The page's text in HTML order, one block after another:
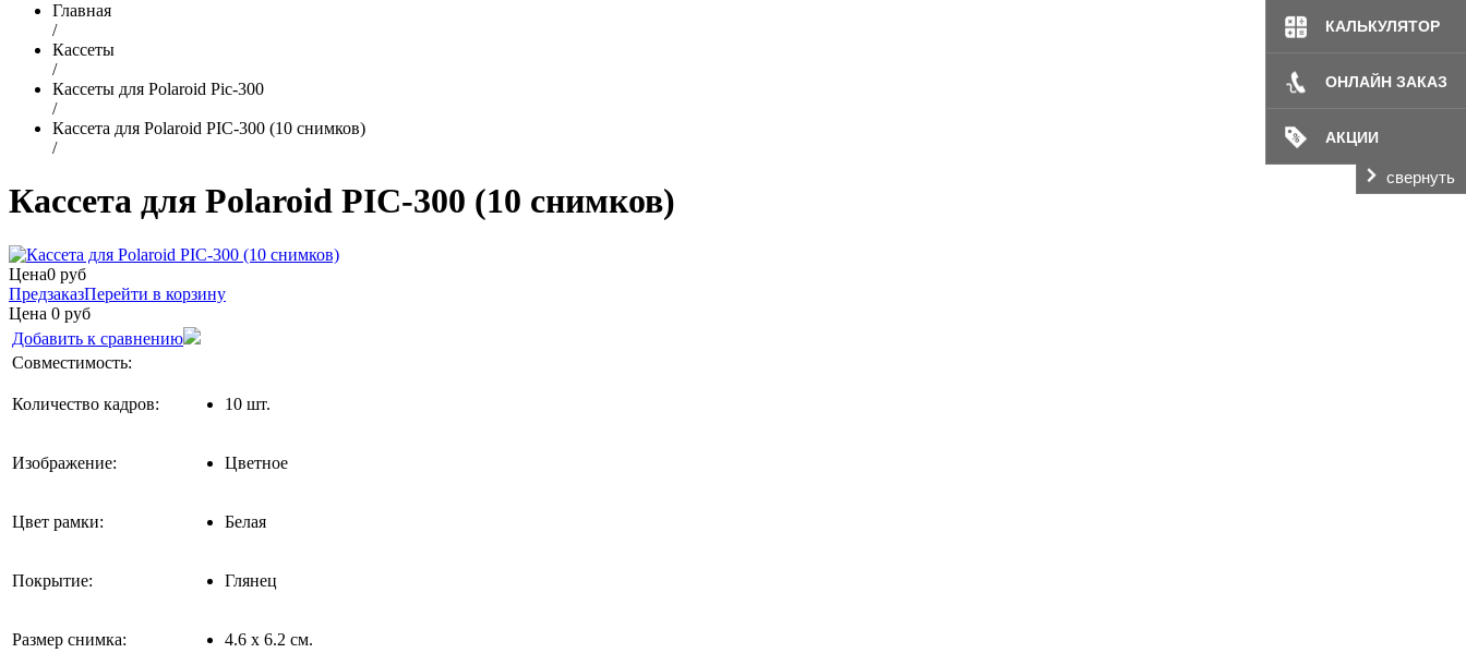
КАЛЬКУЛЯТОР
ОНЛАЙН ЗАКАЗ
АКЦИИ
свернуть
Главная
/
Кассеты
/
Кассеты для Polaroid Pic-300
/
Кассета для Polaroid PIC-300 (10 снимков)
/
Кассета для Polaroid PIC-300 (10 снимков)
Цена0 руб
ПредзаказПерейти в корзину
Цена 0 руб
Добавить к сравнению
Совместимость:
Количество кадров: 10 шт.
Изображение: Цветное
Цвет рамки: Белая
Покрытие: Глянец
Размер снимка: 4.6 х 6.2 см.